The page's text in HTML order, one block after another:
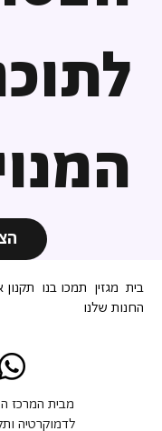
בית מגזין תמכו בנו
החנות שלנו
מבית המרכז
לדמוקרטיה